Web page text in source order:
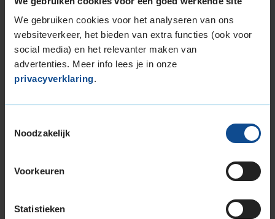
We gebruiken cookies voor het analyseren van ons
websiteverkeer, het bieden van extra functies (ook voor
social media) en het relevanter maken van
advertenties. Meer info lees je in onze
privacyverklaring.
Noodzakelijk
Voorkeuren
Statistieken
Montage Veilig & Zeker
Per band € 40,-